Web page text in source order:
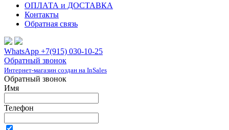
ОПЛАТА и ДОСТАВКА
Контакты
Обратная связь
WhatsApp +7(915) 030-10-25
Обратный звонок
Интернет-магазин создан на InSales
Обратный звонок
Имя
Телефон